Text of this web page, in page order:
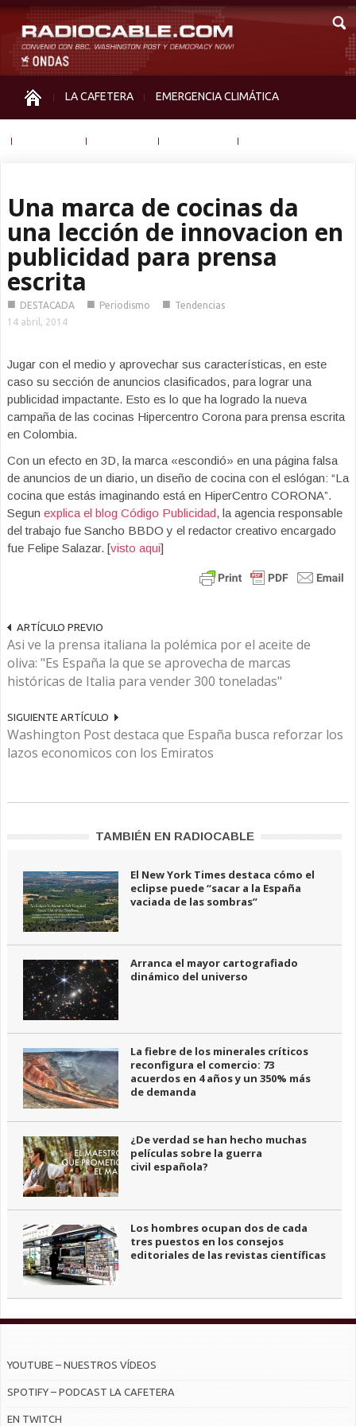
LA CAFETERA EMERGENCIA CLIMÁTICA
Una marca de cocinas da
una lección de innovacion en
publicidad para prensa
escrita
■ DESTACADA ■ Periodismo ■ Tendencias
14 abril, 2014
Jugar con el medio y aprovechar sus características, en este
caso su sección de anuncios clasificados, para lograr una
publicidad impactante. Esto es lo que ha logrado la nueva
campaña de las cocinas Hipercentro Corona para prensa escrita
en Colombia.
Con un efecto en 3D, la marca «escondió» en una página falsa
de anuncios de un diario, un diseño de cocina con el eslógan: “La
cocina que estás imaginando está en HiperCentro CORONA”.
Segun explica el blog Código Publicidad, la agencia responsable
del trabajo fue Sancho BBDO y el redactor creativo encargado
fue Felipe Salazar. [visto aqui]
ARTÍCULO PREVIO
Asi ve la prensa italiana la polémica por el aceite de
oliva: "Es España la que se aprovecha de marcas
históricas de Italia para vender 300 toneladas"
SIGUIENTE ARTÍCULO
Washington Post destaca que España busca reforzar los
lazos economicos con los Emiratos
TAMBIÉN EN RADIOCABLE
El New York Times destaca cómo el
eclipse puede “sacar a la España
vaciada de las sombras”
Arranca el mayor cartografiado
dinámico del universo
La fiebre de los minerales críticos
reconfigura el comercio: 73
acuerdos en 4 años y un 350% más
de demanda
¿De verdad se han hecho muchas
películas sobre la guerra
civil española?
Los hombres ocupan dos de cada
tres puestos en los consejos
editoriales de las revistas científicas
YOUTUBE – NUESTROS VÍDEOS
SPOTIFY – PODCAST LA CAFETERA
EN TWITCH